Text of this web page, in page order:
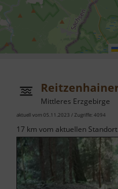
Mittleres Erzgebirge
aktuell vom 05.11.2023 / Zugriffe: 4094
17 km vom aktuellen Standort